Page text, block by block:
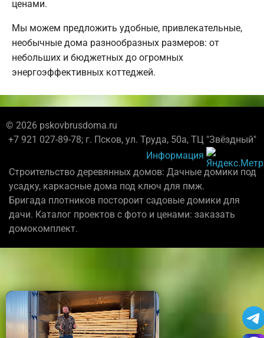
ценами.
Мы можем предложить удобные, привлекательные,
необычные дома разнообразных размеров: от
небольших и бюджетных до огромных
энергоэффективных коттеджей.
© 2026 pskovbrusdoma.ru
+7 921 027-89-78; г. Псков, ул. Труда, 50а, ТЦ "Звёздный"
Информация
Строительство деревянных домов: Дачные домики под
усадку, каркасные дома под ключ для пмж.
Бригада плотников постороит садовые домики для
дачи. Каталог проектов с фото и ценами: заказать
домокомплект.